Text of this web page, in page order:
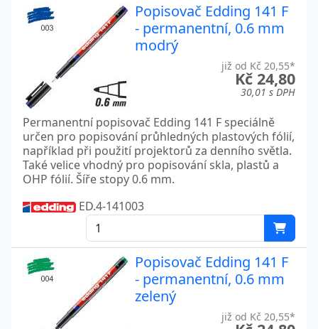
Popisovač Edding 141 F
- permanentní, 0.6 mm
modrý
již od Kč 20,55*
Kč 24,80
30,01 s DPH
Permanentní popisovač Edding 141 F speciálně
určen pro popisování průhledných plastových fólií,
například při použití projektorů za denního světla.
Také velice vhodný pro popisování skla, plastů a
OHP fólií. Šíře stopy 0.6 mm.
ED.4-141003
Popisovač Edding 141 F
- permanentní, 0.6 mm
zelený
již od Kč 20,55*